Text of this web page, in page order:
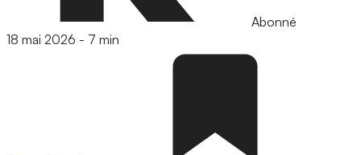
Abonné
18 mai 2026 - 7 min